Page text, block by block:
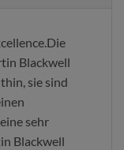
Blackwell
sie sind
sehr
Blackwell